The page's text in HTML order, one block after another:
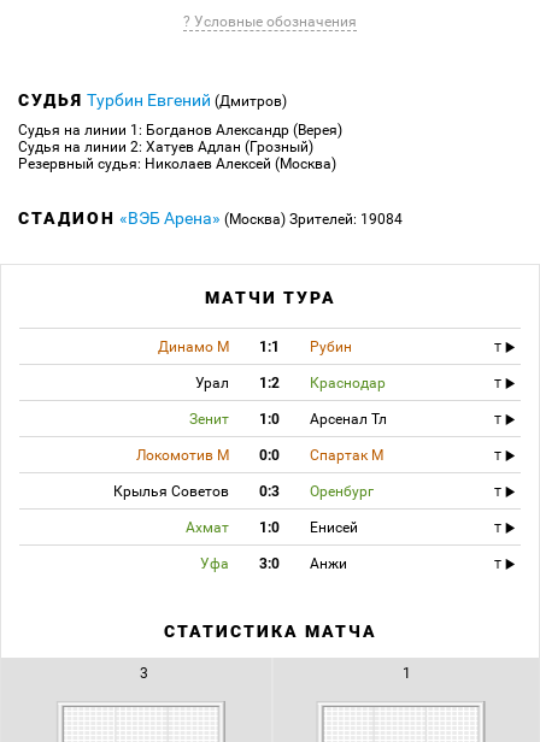
? Условные обозначения
СУДЬЯ Турбин Евгений (Дмитров)
Судья на линии 1: Богданов Александр (Верея)
Судья на линии 2: Хатуев Адлан (Грозный)
Резервный судья: Николаев Алексей (Москва)
СТАДИОН «ВЭБ Арена» (Москва) Зрителей: 19084
МАТЧИ ТУРА
Динамо М 1:1 Рубин T
Урал 1:2 Краснодар T
Зенит 1:0 Арсенал Тл T
Локомотив М 0:0 Спартак М T
Крылья Советов 0:3 Оренбург T
Ахмат 1:0 Енисей T
Уфа 3:0 Анжи T
СТАТИСТИКА МАТЧА
3 1